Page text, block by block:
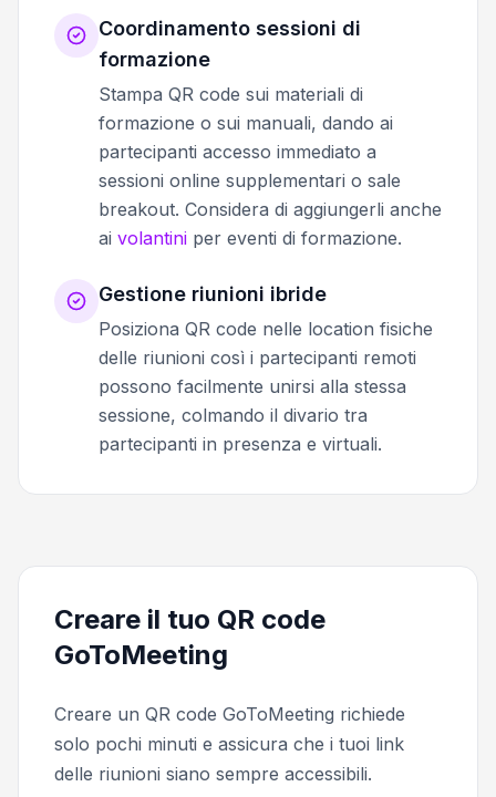
Coordinamento sessioni di
formazione
Stampa QR code sui materiali di
formazione o sui manuali, dando ai
partecipanti accesso immediato a
sessioni online supplementari o sale
breakout. Considera di aggiungerli anche
ai volantini per eventi di formazione.
Gestione riunioni ibride
Posiziona QR code nelle location fisiche
delle riunioni così i partecipanti remoti
possono facilmente unirsi alla stessa
sessione, colmando il divario tra
partecipanti in presenza e virtuali.
Creare il tuo QR code
GoToMeeting
Creare un QR code GoToMeeting richiede
solo pochi minuti e assicura che i tuoi link
delle riunioni siano sempre accessibili.